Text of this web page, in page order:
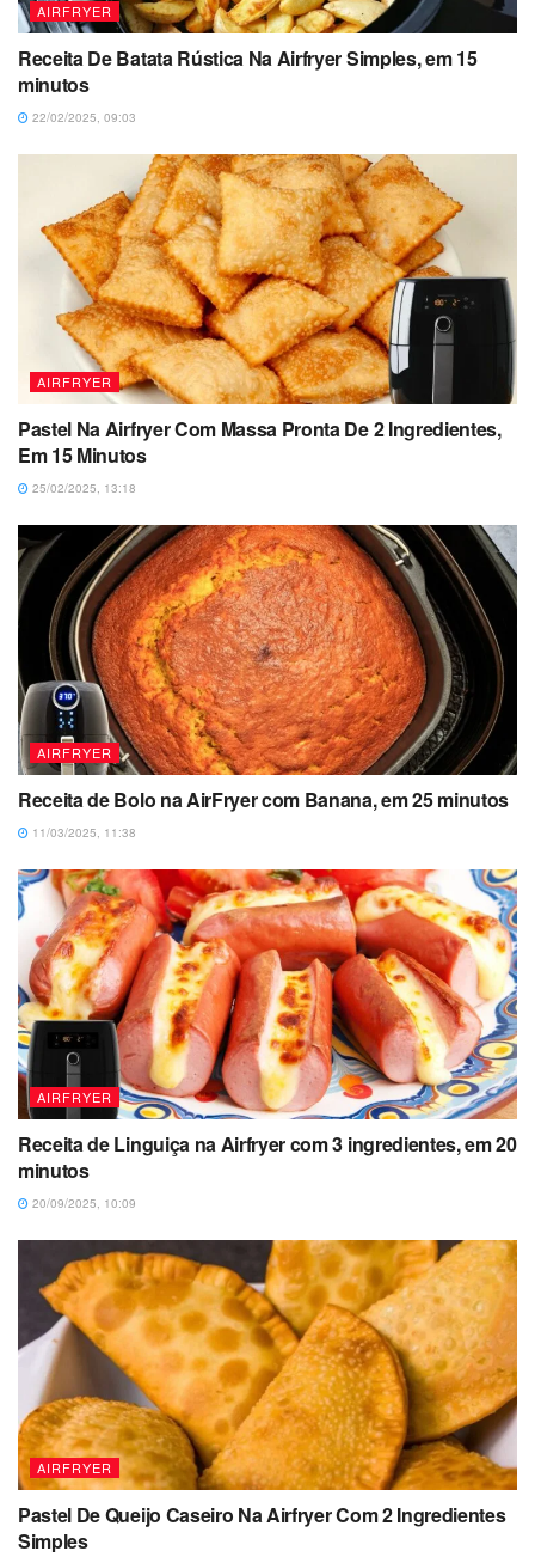
AIRFRYER
Receita De Batata Rústica Na Airfryer Simples, em 15
minutos
22/02/2025, 09:03
AIRFRYER
Pastel Na Airfryer Com Massa Pronta De 2 Ingredientes,
Em 15 Minutos
25/02/2025, 13:18
AIRFRYER
Receita de Bolo na AirFryer com Banana, em 25 minutos
11/03/2025, 11:38
AIRFRYER
Receita de Linguiça na Airfryer com 3 ingredientes, em 20
minutos
20/09/2025, 10:09
AIRFRYER
Pastel De Queijo Caseiro Na Airfryer Com 2 Ingredientes
Simples